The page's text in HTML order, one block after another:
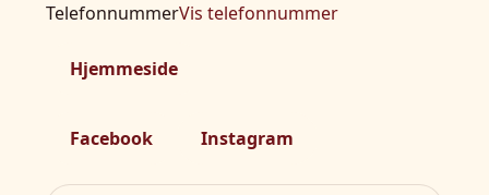
TelefonnummerVis telefonnummer
Hjemmeside
Facebook Instagram